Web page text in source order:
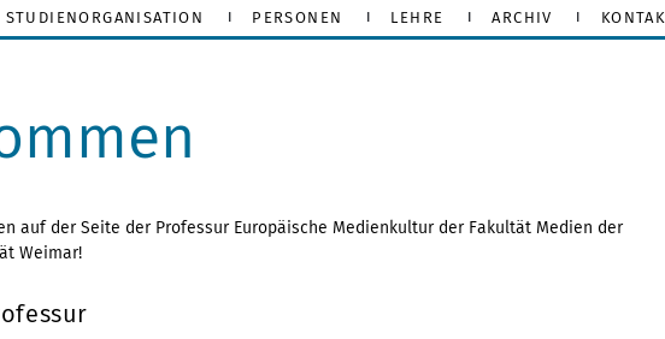
STUDIENORGANISATION PERSONEN LEHRE ARCHIV
auf der Seite der Professur Europäische Medienkultur der Fakultät Medien der
Weimar!